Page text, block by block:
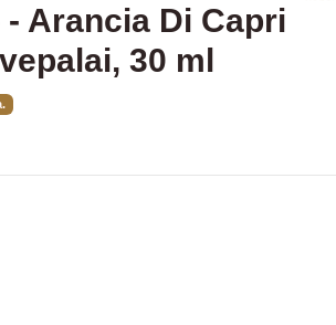
Arancia Di Capri
30 ml